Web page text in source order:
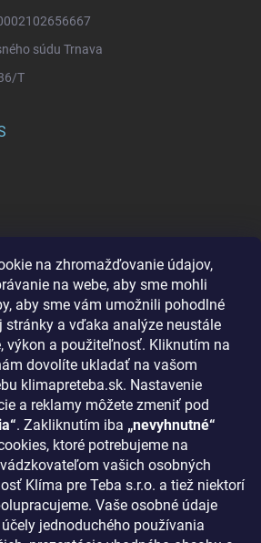
na zhromažďovanie údajov,
na webe, aby sme mohli
aby sme vám umožnili pohodlné
stránky a vďaka analýze neustále
výkon a použiteľnosť. Kliknutím na
dovolíte ukladať na vašom
klimapreteba.sk. Nastavenie
a reklamy môžete zmeniť pod
. Zakliknutím iba „nevyhnutné“
ktoré potrebujeme na
vašich osobných
Klíma pre Teba s.r.o. a tiež niektorí
Vaše osobné údaje
jednoduchého používania
súdu Trnava
T
údajov